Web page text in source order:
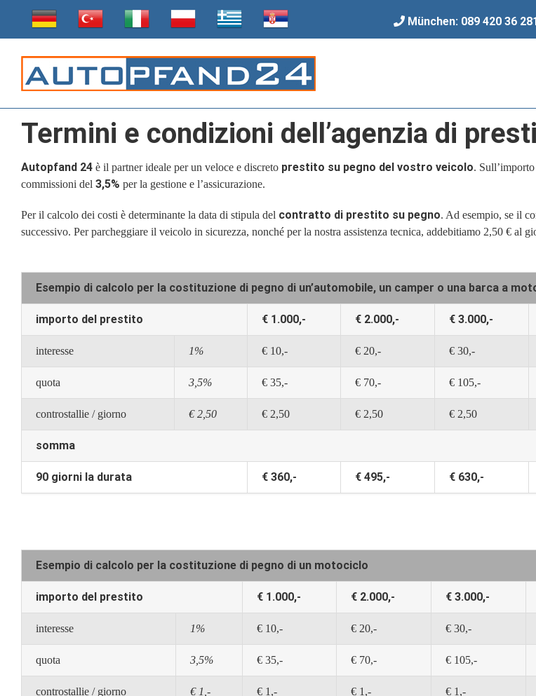
content
München: 089 420 36
Termini e condizioni dell’agenzia di
Autopfand 24 è il partner ideale per un veloce e discreto prestito su pegno del vostro veicolo.
commissioni del 3,5% per la gestione e l’assicurazione.
Per il calcolo dei costi è determinante la data di stipula del contratto di prestito su pegno. Ad esempio, se il
successivo. Per parcheggiare il veicolo in sicurezza, nonché per la nostra assistenza tecnica, addebitiamo 2,50 € al
Esempio di calcolo per la costituzione di pegno di un’automobile, un camper o una barca a
importo del prestito € 1.000,- € 2.000,- € 3.000,-
interesse 1% € 10,- € 20,- € 30,-
quota 3,5% € 35,- € 70,- € 105,-
controstallie / giorno € 2,50 € 2,50 € 2,50 € 2,50
somma
90 giorni la durata € 360,- € 495,- € 630,-
Esempio di calcolo per la costituzione di pegno di un motociclo
importo del prestito € 1.000,- € 2.000,- € 3.000,-
interesse 1% € 10,- € 20,- € 30,-
quota 3,5% € 35,- € 70,- € 105,-
controstallie / giorno € 1,- € 1,- € 1,- € 1,-